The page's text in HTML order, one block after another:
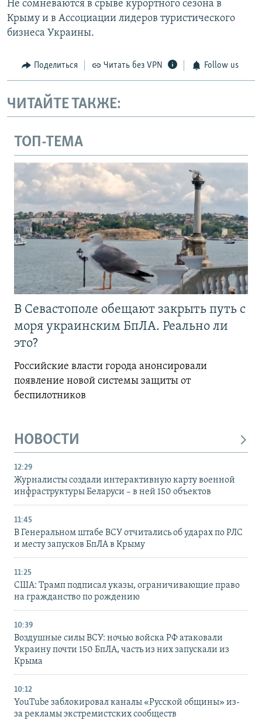
Не сомневаются в срыве курортного сезона в
Крыму и в Ассоциации лидеров туристического
бизнеса Украины.
Поделиться Читать без VPN Follow us
ЧИТАЙТЕ ТАКЖЕ:
ТОП-ТЕМА
В Севастополе обещают закрыть путь с
моря украинским БпЛА. Реально ли
это?
Российские власти города анонсировали
появление новой системы защиты от
беспилотников
НОВОСТИ
12:29
Журналисты создали интерактивную карту военной
инфраструктуры Беларуси – в ней 150 объектов
11:45
В Генеральном штабе ВСУ отчитались об ударах по РЛС
и месту запусков БпЛА в Крыму
11:25
США: Трамп подписал указы, ограничивающие право
на гражданство по рождению
10:39
Воздушные силы ВСУ: ночью войска РФ атаковали
Украину почти 150 БпЛА, часть из них запускали из
Крыма
10:12
YouTube заблокировал каналы «Русской общины» из-
за рекламы экстремистских сообществ